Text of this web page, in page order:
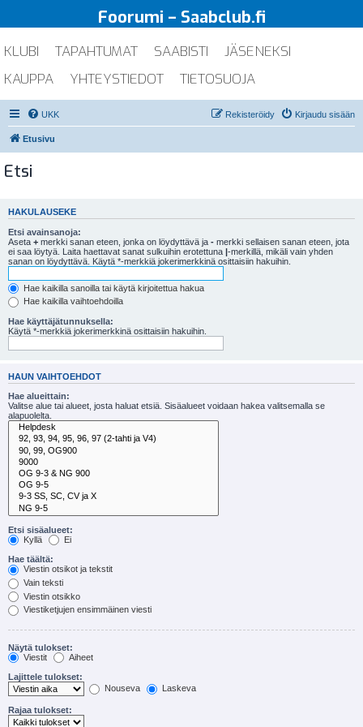
Foorumi – Saabclub.fi
KLUBI TAPAHTUMAT SAABISTI
JÄSENEKSI
KAUPPA
YHTEYSTIEDOT TIETOSUOJA
UKK Kirjaudu sisään
Rekisteröidy
Etusivu
Etsi
HAKULAUSEKE
Etsi avainsanoja:
Aseta + merkki sanan eteen, jonka on löydyttävä ja - merkki sellaisen sanan eteen, jota
ei saa löytyä. Laita haettavat sanat sulkuihin erotettuna |-merkillä, mikäli vain yhden
sanan on löydyttävä. Käytä *-merkkiä jokerimerkkinä osittaisiin hakuihin.
Hae kaikilla sanoilla tai käytä kirjoitettua hakua
Hae kaikilla vaihtoehdoilla
Hae käyttäjätunnuksella:
Käytä *-merkkiä jokerimerkkinä osittaisiin hakuihin.
HAUN VAIHTOEHDOT
Hae alueittain:
Valitse alue tai alueet, josta haluat etsiä. Sisäalueet voidaan hakea valitsemalla se
alapuolelta.
Etsi sisäalueet:
Kyllä
Ei
Hae täältä:
Viestin otsikot ja tekstit
Vain teksti
Viestin otsikko
Viestiketjujen ensimmäinen viesti
Näytä tulokset:
Viestit
Aiheet
Lajittele tulokset:
Nouseva
Laskeva
Rajaa tulokset: